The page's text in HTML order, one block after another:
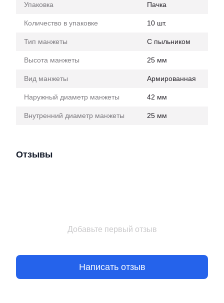
Упаковка Пачка
Количество в упаковке 10 шт.
Тип манжеты С пыльником
Высота манжеты 25 мм
Вид манжеты Армированная
Наружный диаметр манжеты 42 мм
Внутренний диаметр манжеты 25 мм
Отзывы
Добавьте первый отзыв
Написать отзыв